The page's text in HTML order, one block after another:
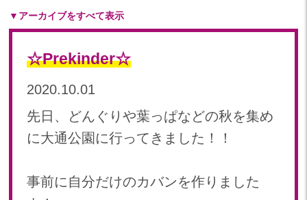
札幌保育園（北海道）
仙台八木山保育園（宮城県）
仙台富沢保育園（宮城県）
つくば西平塚保育園(茨城県)
札幌東雁来保育園(北海道)
塩竃後楽町保育園(宮城県)
▼アーカイブをすべて表示
2025年 03月(1)
2024年 10月(21)
2024年 09月(19)
2024年 08月(21)
2024年 06月(20)
☆Prekinder☆
2020.10.01
先日、どんぐりや葉っぱなどの秋を集め
に大通公園に行ってきました！！
事前に自分だけのカバンを作りました